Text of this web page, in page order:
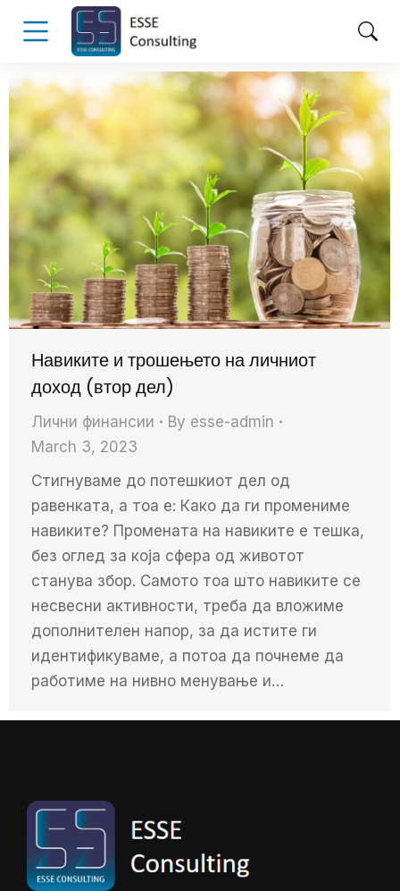
Навиките и трошењето на личниот
доход (втор дел)
Лични финансии By esse-admin
March 3, 2023
Стигнуваме до потешкиот дел од
равенката, а тоа е: Како да ги промениме
навиките? Промената на навиките е тешка,
без оглед за која сфера од животот
станува збор. Самото тоа што навиките се
несвесни активности, треба да вложиме
дополнителен напор, за да истите ги
идентификуваме, а потоа да почнеме да
работиме на нивно менување и…